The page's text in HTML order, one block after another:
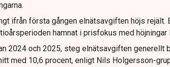
ifrån första gången elnätsavgiften höjs rejält.
hamnat i prisfokus med höjningar
2024 och 2025, steg elnätsavgiften generellt
med 10,6 procent, enligt Nils Holgersson-